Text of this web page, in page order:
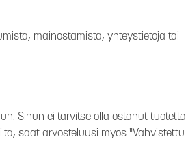
mainostamista, yhteystietoja tai
Sinun ei tarvitse olla ostanut tuotetta
saat arvosteluusi myös "Vahvistettu